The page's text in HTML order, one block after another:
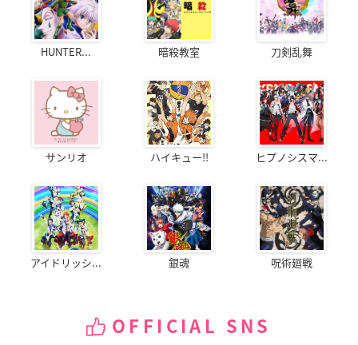
HUNTER... 暗殺教室 刀剣乱舞
サンリオ ハイキュー!! ヒプノシスマ...
アイドリッシ... 銀魂 呪術廻戦
OFFICIAL SNS